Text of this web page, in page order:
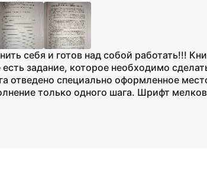
себя и готов над собой работать!!!
задание, которое необходимо
отведено специально оформленное
только одного шага. Шрифт